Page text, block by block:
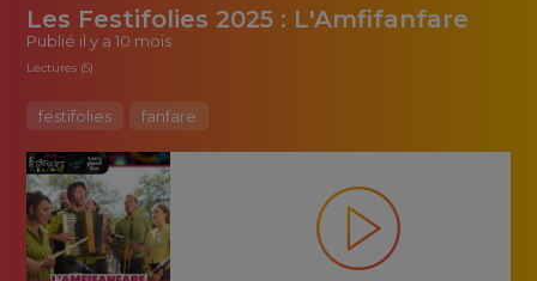
Les Festifolies 2025 : L'Amfifanfare
Publié il y a 10 mois
Lectures (5)
festifolies fanfare